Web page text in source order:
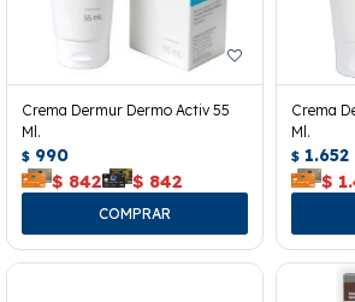
Crema Dermur Dermo Activ 55
Ml.
$ 990
$ 842 $ 842
Crema
Ml.
$ 1.652
$